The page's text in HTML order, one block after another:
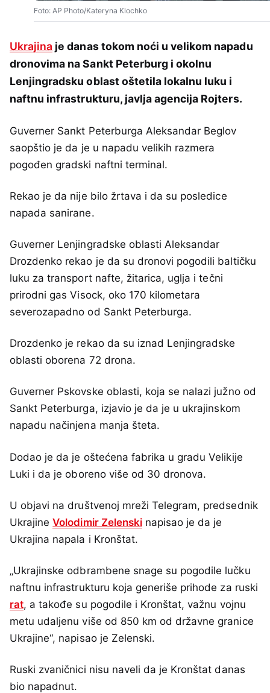
Foto: AP Photo/Kateryna Klochko
Ukrajina je danas tokom noći u velikom napadu
dronovima na Sankt Peterburg i okolnu
Lenjingradsku oblast oštetila lokalnu luku i
naftnu infrastrukturu, javlja agencija Rojters.
Guverner Sankt Peterburga Aleksandar Beglov
saopštio je da je u napadu velikih razmera
pogođen gradski naftni terminal.
Rekao je da nije bilo žrtava i da su posledice
napada sanirane.
Guverner Lenjingradske oblasti Aleksandar
Drozdenko rekao je da su dronovi pogodili baltičku
luku za transport nafte, žitarica, uglja i tečni
prirodni gas Visock, oko 170 kilometara
severozapadno od Sankt Peterburga.
Drozdenko je rekao da su iznad Lenjingradske
oblasti oborena 72 drona.
Guverner Pskovske oblasti, koja se nalazi južno od
Sankt Peterburga, izjavio je da je u ukrajinskom
napadu načinjena manja šteta.
Dodao je da je oštećena fabrika u gradu Velikije
Luki i da je oboreno više od 30 dronova.
U objavi na društvenoj mreži Telegram, predsednik
UkrajineVolodimir Zelenskinapisao je da je
Ukrajina napala i Kronštat.
„Ukrajinske odbrambene snage su pogodile lučku
naftnu infrastrukturu koja generiše prihode za ruski
rat, a takođe su pogodile i Kronštat, važnu vojnu
metu udaljenu više od 850 km od državne granice
Ukrajine“, napisao je Zelenski.
Ruski zvaničnici nisu naveli da je Kronštat danas
bio napadnut.